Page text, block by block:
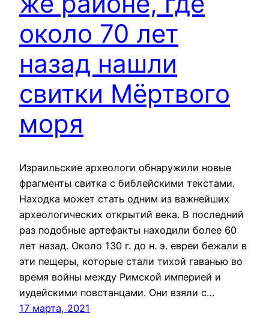
около 70 лет
назад нашли
свитки Мёртвого
моря
Израильские археологи обнаружили новые
фрагменты свитка с библейскими текстами.
Находка может стать одним из важнейших
археологических открытий века. В последний
раз подобные артефакты находили более 60
лет назад. Около 130 г. до н. э. евреи бежали в
эти пещеры, которые стали тихой гаванью во
время войны между Римской империей и
иудейскими повстанцами. Они взяли с…
17 марта, 2021